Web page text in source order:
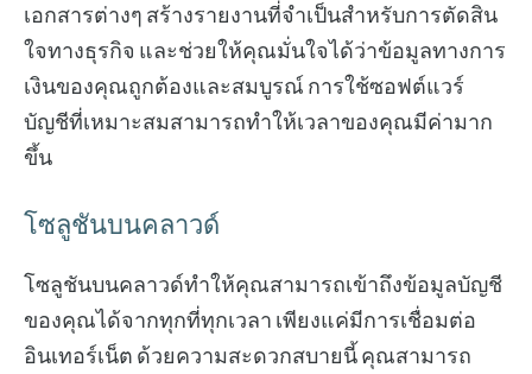
เอกสารต่างๆ สร้างรายงานที่จำเป็นสำหรับการตัดสิน
ใจทางธุรกิจ และช่วยให้คุณมั่นใจได้ว่าข้อมูลทางการ
เงินของคุณถูกต้องและสมบูรณ์ การใช้ซอฟต์แวร์
บัญชีที่เหมาะสมสามารถทำให้เวลาของคุณมีค่ามาก
ขึ้น
โซลูชันบนคลาวด์
โซลูชันบนคลาวด์ทำให้คุณสามารถเข้าถึงข้อมูลบัญชี
ของคุณได้จากทุกที่ทุกเวลา เพียงแค่มีการเชื่อมต่อ
อินเทอร์เน็ต ด้วยความสะดวกสบายนี้ คุณสามารถ